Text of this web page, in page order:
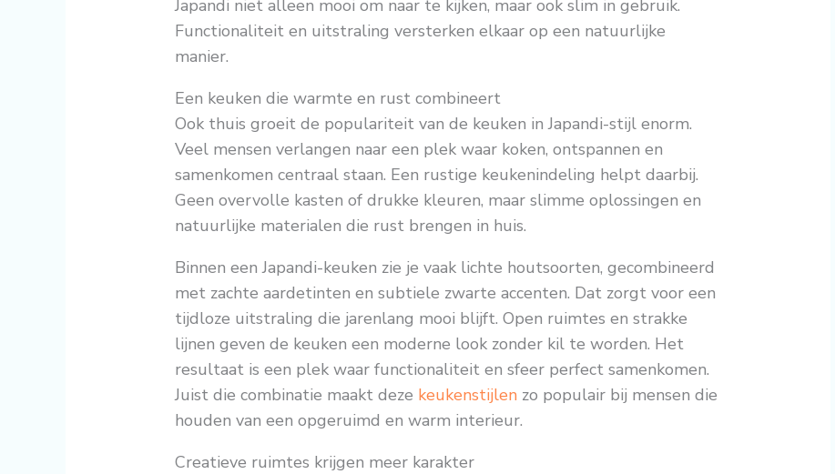
Japandi niet alleen mooi om naar te kijken, maar ook slim in gebruik.
Functionaliteit en uitstraling versterken elkaar op een natuurlijke
manier.
Een keuken die warmte en rust combineert
Ook thuis groeit de populariteit van de keuken in Japandi-stijl enorm.
Veel mensen verlangen naar een plek waar koken, ontspannen en
samenkomen centraal staan. Een rustige keukenindeling helpt daarbij.
Geen overvolle kasten of drukke kleuren, maar slimme oplossingen en
natuurlijke materialen die rust brengen in huis.
Binnen een Japandi-keuken zie je vaak lichte houtsoorten, gecombineerd
met zachte aardetinten en subtiele zwarte accenten. Dat zorgt voor een
tijdloze uitstraling die jarenlang mooi blijft. Open ruimtes en strakke
lijnen geven de keuken een moderne look zonder kil te worden. Het
resultaat is een plek waar functionaliteit en sfeer perfect samenkomen.
Juist die combinatie maakt deze keukenstijlen zo populair bij mensen die
houden van een opgeruimd en warm interieur.
Creatieve ruimtes krijgen meer karakter